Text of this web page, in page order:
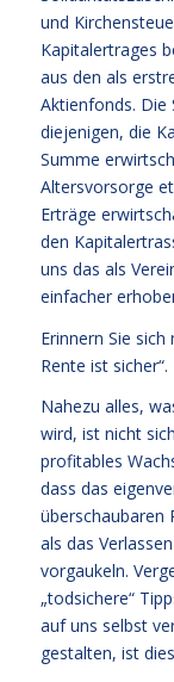
und
Kapitalertrages
aus den als
Aktienfonds. Die
diejenigen, die
Summe
Altersvorsorge
Erträge
den
uns das als
einfacher
Erinnern Sie
Rente ist
Nahezu alles,
wird, ist nicht
profitables
dass das
überschaubaren
als das
vorgaukeln.
„todsichere“
auf uns selbst
gestalten, ist